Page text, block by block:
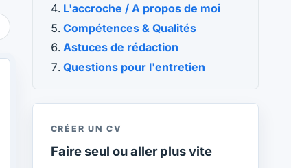
L'accroche / A propos de moi
Compétences & Qualités
Astuces de rédaction
Questions pour l'entretien
CRÉER UN CV
Faire seul ou aller plus vite